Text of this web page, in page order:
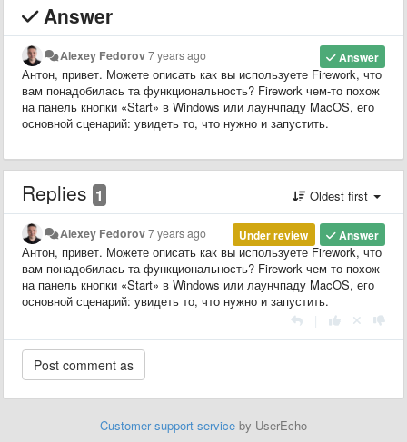
Answer
Answer
Alexey Fedorov7 years ago
Антон, привет. Можете описать как вы используете Firework, что
вам понадобилась та функциональность? Firework чем-то похож
на панель кнопки «Start» в Windows или лаунчпаду MacOS, его
основной сценарий: увидеть то, что нужно и запустить.
Replies 1 Oldest first
Answer
Under review
Alexey Fedorov7 years ago
Антон, привет. Можете описать как вы используете Firework, что
вам понадобилась та функциональность? Firework чем-то похож
на панель кнопки «Start» в Windows или лаунчпаду MacOS, его
основной сценарий: увидеть то, что нужно и запустить.
Customer support service by UserEcho